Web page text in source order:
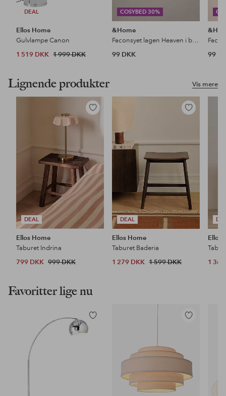
DEAL
Ellos Home
Gulvlampe Canon
1 519 DKK 1 999 DKK
COSYBED 30%
&Home
Faconsyet lagen Heaven i bomuld
99 DKK
99
Vis mere
Lignende produkter
DEAL
Tilføj
til
Ellos Home
Taburet Indrina
799 DKK 999 DKK
DEAL
Tilføj
Ellos Home
Taburet Baderia
1 279 DKK 1 599 DKK
Ellos
1
Favoritter lige nu
Tilføj
til
Tilføj